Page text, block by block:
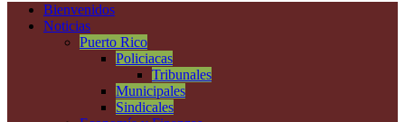
Bienvenidos
Noticias
Puerto Rico
Policiacas
Tribunales
Municipales
Sindicales